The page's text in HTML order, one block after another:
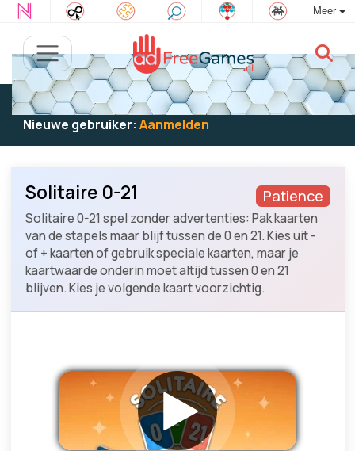
Meer
Bestaande gebruiker: Log in
om te spelen
Nieuwe gebruiker: Aanmelden
Patience
Solitaire 0-21
Solitaire 0-21 spel zonder advertenties: Pak kaarten
van de stapels maar blijf tussen de 0 en 21. Kies uit -
of + kaarten of gebruik speciale kaarten, maar je
kaartwaarde onderin moet altijd tussen 0 en 21
blijven. Kies je volgende kaart voorzichtig.